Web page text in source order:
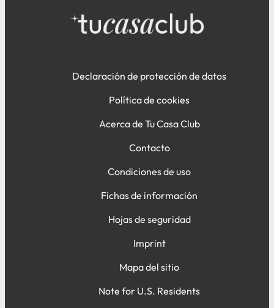
Declaración de protección de datos
Política de cookies
Acerca de Tu Casa Club
Contacto
Condiciones de uso
Fichas de información
Hojas de seguridad
Imprint
Mapa del sitio
Note for U.S. Residents